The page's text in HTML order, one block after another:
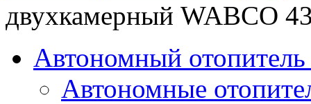
двухкамерный WABCO
Автономный отопитель
Автономные